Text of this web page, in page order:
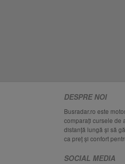
DESPRE NOI
Busradar.ro este
comparați cursele de
distanță lungă și să
ca preț și confort
SOCIAL MEDIA